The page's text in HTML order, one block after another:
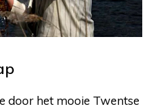
door het mooie Twentse